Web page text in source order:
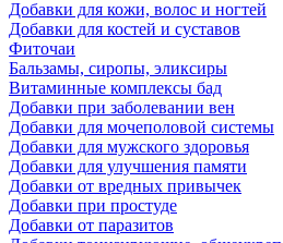
Добавки для кожи, волос и ногтей
Добавки для костей и суставов
Фиточаи
Бальзамы, сиропы, эликсиры
Витаминные комплексы бад
Добавки при заболевании вен
Добавки для мочеполовой системы
Добавки для мужского здоровья
Добавки для улучшения памяти
Добавки от вредных привычек
Добавки при простуде
Добавки от паразитов